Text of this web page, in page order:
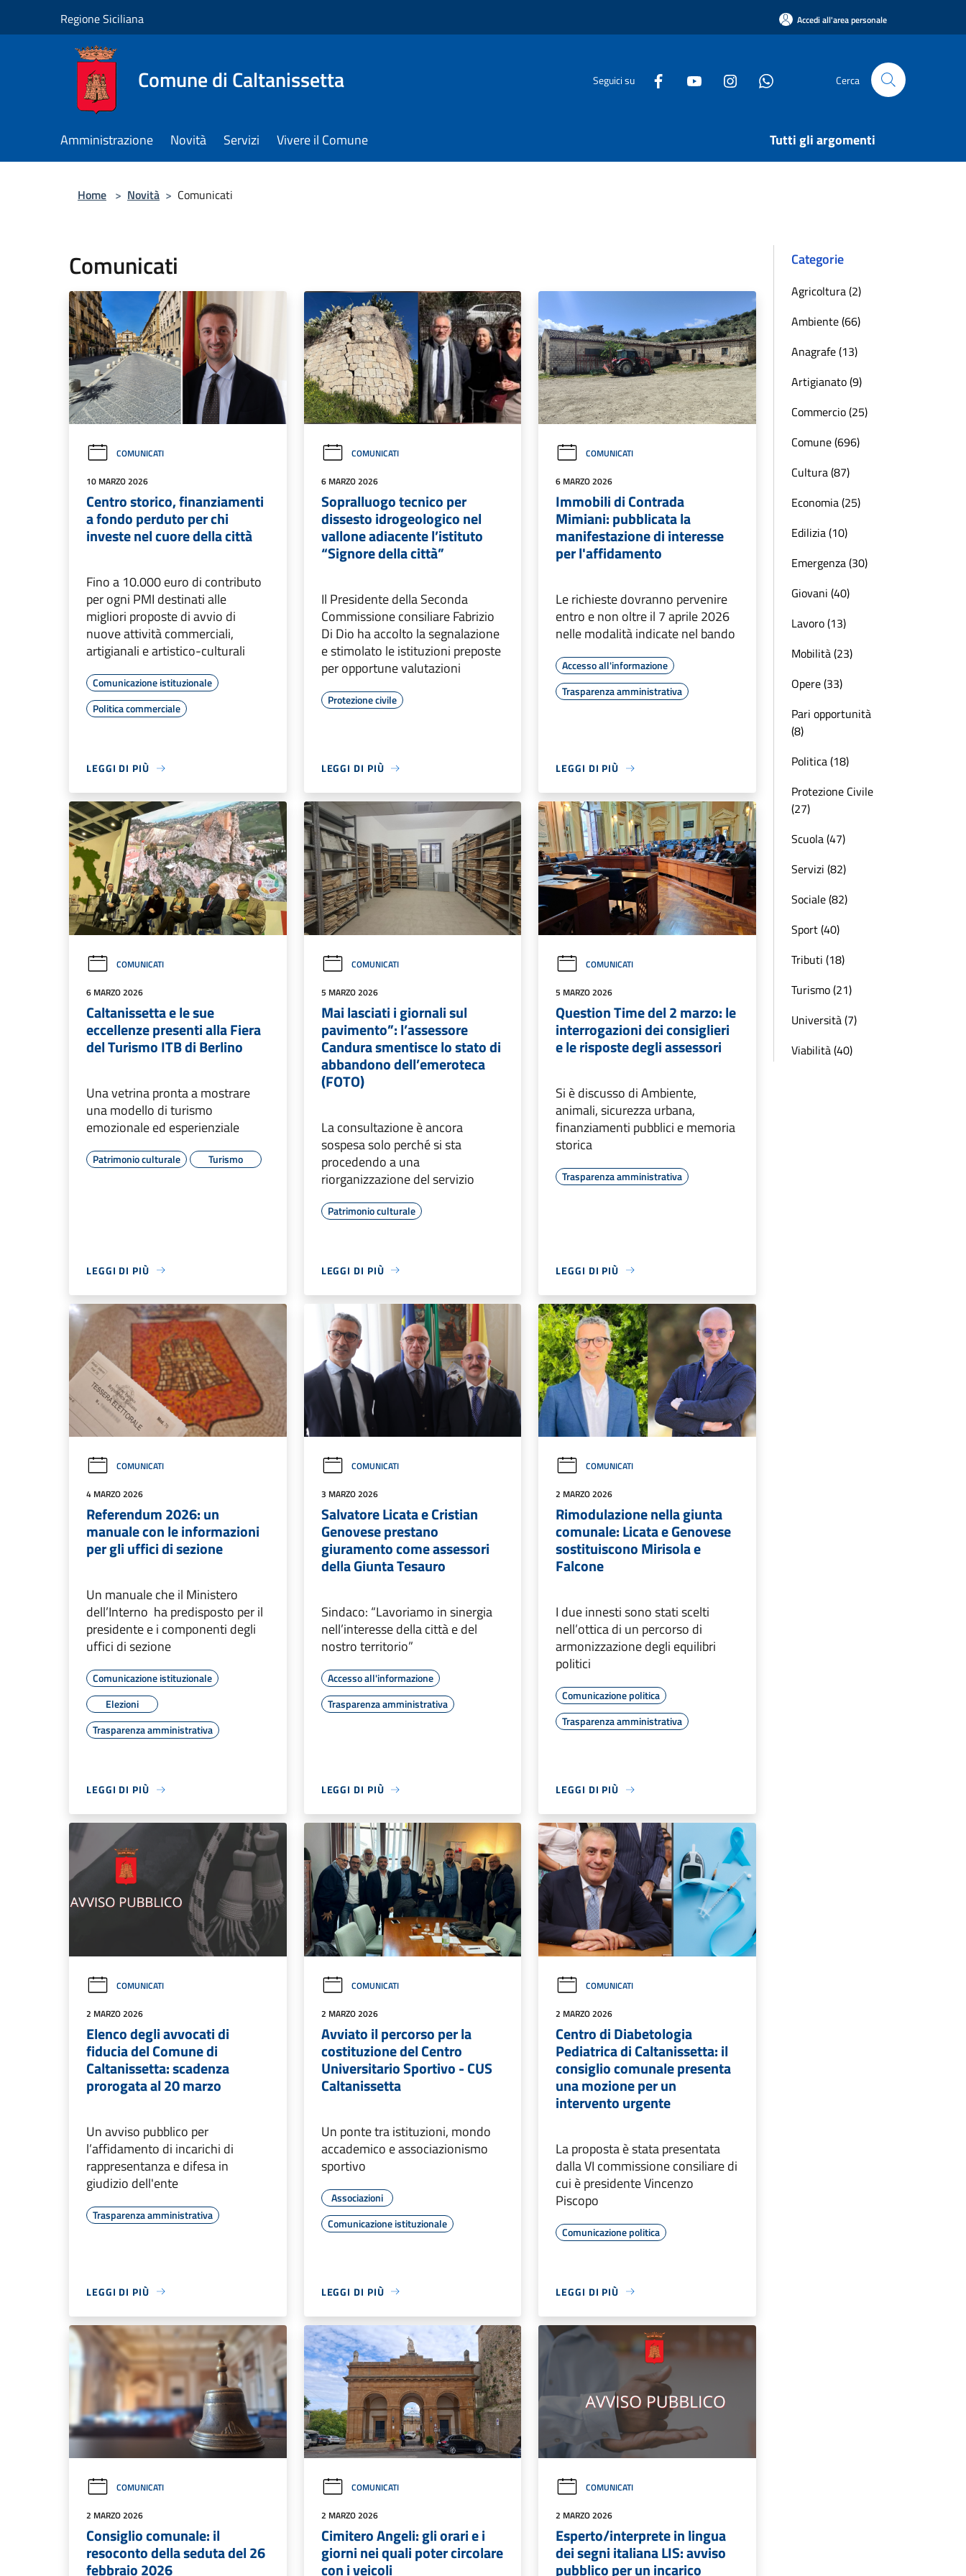
Regione Siciliana Accedi all'area personale
Comune di Caltanissetta Seguici su Cerca
Amministrazione Novità Servizi Vivere il Comune Tutti gli argomenti
Home > Novità > Comunicati
Comunicati
COMUNICATI
10 MARZO 2026
Centro storico, finanziamenti
a fondo perduto per chi
investe nel cuore della città
Fino a 10.000 euro di contributo
per ogni PMI destinati alle
migliori proposte di avvio di
nuove attività commerciali,
artigianali e artistico-culturali
Comunicazione istituzionale
Politica commerciale
LEGGI DI PIÙ
COMUNICATI
6 MARZO 2026
Sopralluogo tecnico per
dissesto idrogeologico nel
vallone adiacente l’istituto
“Signore della città”
Il Presidente della Seconda
Commissione consiliare Fabrizio
Di Dio ha accolto la segnalazione
e stimolato le istituzioni preposte
per opportune valutazioni
Protezione civile
LEGGI DI PIÙ
COMUNICATI
6 MARZO 2026
Immobili di Contrada
Mimiani: pubblicata la
manifestazione di interesse
per l'affidamento
Le richieste dovranno pervenire
entro e non oltre il 7 aprile 2026
nelle modalità indicate nel bando
Accesso all'informazione
Trasparenza amministrativa
LEGGI DI PIÙ
COMUNICATI
6 MARZO 2026
Caltanissetta e le sue
eccellenze presenti alla Fiera
del Turismo ITB di Berlino
Una vetrina pronta a mostrare
una modello di turismo
emozionale ed esperienziale
Patrimonio culturale Turismo
LEGGI DI PIÙ
COMUNICATI
5 MARZO 2026
Mai lasciati i giornali sul
pavimento”: l’assessore
Candura smentisce lo stato di
abbandono dell’emeroteca
(FOTO)
La consultazione è ancora
sospesa solo perché si sta
procedendo a una
riorganizzazione del servizio
Patrimonio culturale
LEGGI DI PIÙ
COMUNICATI
5 MARZO 2026
Question Time del 2 marzo: le
interrogazioni dei consiglieri
e le risposte degli assessori
Si è discusso di Ambiente,
animali, sicurezza urbana,
finanziamenti pubblici e memoria
storica
Trasparenza amministrativa
LEGGI DI PIÙ
COMUNICATI
4 MARZO 2026
Referendum 2026: un
manuale con le informazioni
per gli uffici di sezione
Un manuale che il Ministero
dell’Interno ha predisposto per il
presidente e i com­ponenti degli
uffici di sezione
Comunicazione istituzionale
Elezioni
Trasparenza amministrativa
LEGGI DI PIÙ
COMUNICATI
3 MARZO 2026
Salvatore Licata e Cristian
Genovese prestano
giuramento come assessori
della Giunta Tesauro
Sindaco: “Lavoriamo in sinergia
nell’interesse della città e del
nostro territorio”
Accesso all'informazione
Trasparenza amministrativa
LEGGI DI PIÙ
COMUNICATI
2 MARZO 2026
Rimodulazione nella giunta
comunale: Licata e Genovese
sostituiscono Mirisola e
Falcone
I due innesti sono stati scelti
nell’ottica di un percorso di
armonizzazione degli equilibri
politici
Comunicazione politica
Trasparenza amministrativa
LEGGI DI PIÙ
COMUNICATI
2 MARZO 2026
Elenco degli avvocati di
fiducia del Comune di
Caltanissetta: scadenza
prorogata al 20 marzo
Un avviso pubblico per
l’affidamento di incarichi di
rappresentanza e difesa in
giudizio dell'ente
Trasparenza amministrativa
LEGGI DI PIÙ
COMUNICATI
2 MARZO 2026
Avviato il percorso per la
costituzione del Centro
Universitario Sportivo - CUS
Caltanissetta
Un ponte tra istituzioni, mondo
accademico e associazionismo
sportivo
Associazioni
Comunicazione istituzionale
LEGGI DI PIÙ
COMUNICATI
2 MARZO 2026
Centro di Diabetologia
Pediatrica di Caltanissetta: il
consiglio comunale presenta
una mozione per un
intervento urgente
La proposta è stata presentata
dalla VI commissione consiliare di
cui è presidente Vincenzo
Piscopo
Comunicazione politica
LEGGI DI PIÙ
COMUNICATI
2 MARZO 2026
Consiglio comunale: il
resoconto della seduta del 26
febbraio 2026
COMUNICATI
2 MARZO 2026
Cimitero Angeli: gli orari e i
giorni nei quali poter circolare
con i veicoli
COMUNICATI
2 MARZO 2026
Esperto/interprete in lingua
dei segni italiana LIS: avviso
pubblico per un incarico
Categorie
Agricoltura (2)
Ambiente (66)
Anagrafe (13)
Artigianato (9)
Commercio (25)
Comune (696)
Cultura (87)
Economia (25)
Edilizia (10)
Emergenza (30)
Giovani (40)
Lavoro (13)
Mobilità (23)
Opere (33)
Pari opportunità
(8)
Politica (18)
Protezione Civile
(27)
Scuola (47)
Servizi (82)
Sociale (82)
Sport (40)
Tributi (18)
Turismo (21)
Università (7)
Viabilità (40)